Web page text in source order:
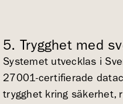
5. Trygghet med
Systemet utvecklas i
27001-certifierade
trygghet kring säkerhet,